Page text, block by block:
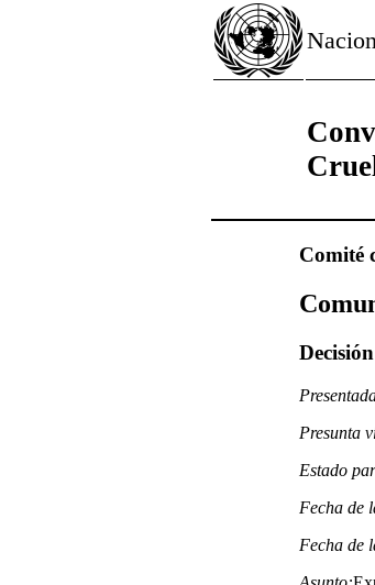
Comité
Presunta
Estado
Fecha de
Fecha de